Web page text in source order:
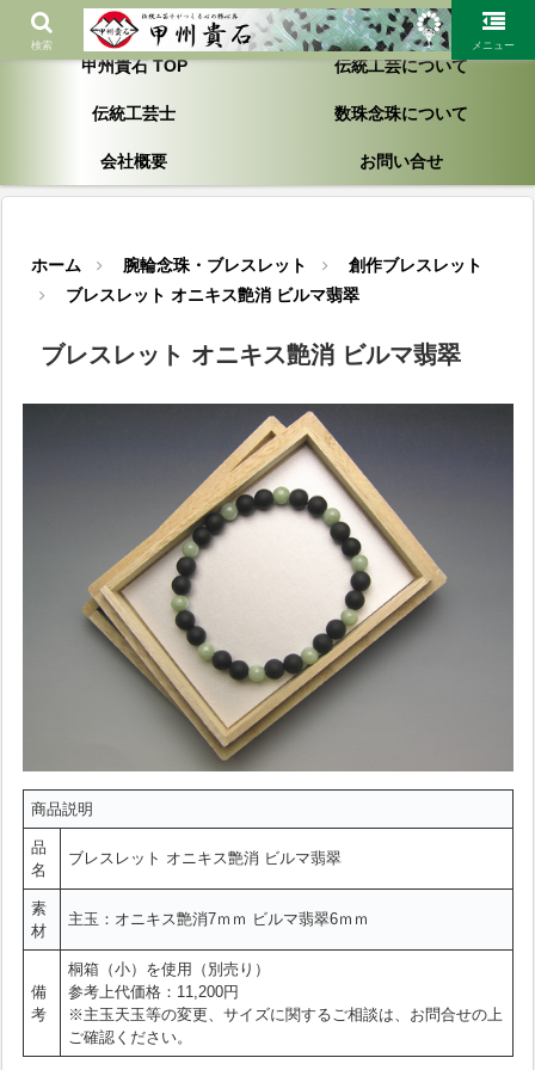
「一生お付き合いが出来る製品作り」を心がけ大切にしております
甲州貴石 TOP 伝統工芸について
伝統工芸士 数珠念珠について
会社概要 お問い合せ
ホーム 腕輪念珠・ブレスレット
創作ブレスレット
ブレスレット オニキス艶消 ビルマ翡翠
ブレスレット オニキス艶消 ビルマ翡翠
商品説明
品
名
ブレスレット オニキス艶消 ビルマ翡翠
素
材
主玉：オニキス艶消7ｍｍ ビルマ翡翠6ｍｍ
備
考
桐箱（小）を使用（別売り）
参考上代価格：11,200円
※主玉天玉等の変更、サイズに関するご相談は、お問合せの上
ご確認ください。
検索 メニュー